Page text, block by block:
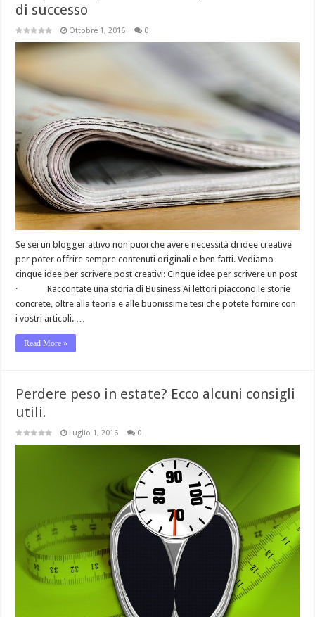
di successo
Ottobre 1, 2016 0
Se sei un blogger attivo non puoi che avere necessità di idee creative
per poter offrire sempre contenuti originali e ben fatti. Vediamo
cinque idee per scrivere post creativi: Cinque idee per scrivere un post
· Raccontate una storia di Business Ai lettori piaccono le storie
concrete, oltre alla teoria e alle buonissime tesi che potete fornire con
i vostri articoli. …
Read More »
Perdere peso in estate? Ecco alcuni consigli
utili.
Luglio 1, 2016 0